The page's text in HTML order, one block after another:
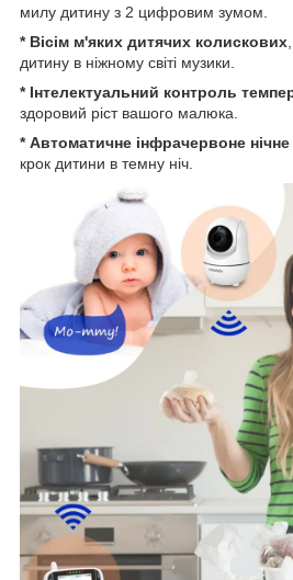
милу дитину з 2 цифровим зумом.
* Вісім м'яких дитячих колискових
дитину в ніжному світі музики.
* Інтелектуальний контроль
здоровий ріст вашого малюка.
* Автоматичне інфрачервоне
крок дитини в темну ніч.